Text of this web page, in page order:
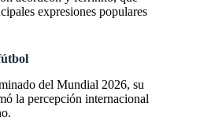
expresiones populares
del Mundial 2026, su
la percepción internacional